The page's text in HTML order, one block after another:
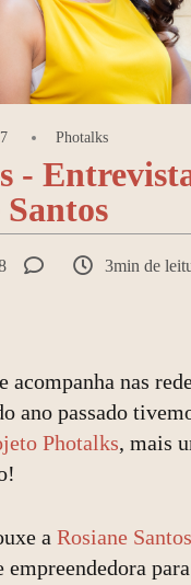
Photalks
-
3min de
acompanha nas
ano passado
Photalks, mais
a Rosiane Santos
empreendedora